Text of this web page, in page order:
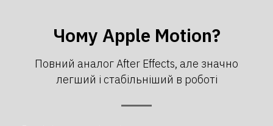
Чому Apple Motion?
Повний аналог After Effects, але значно
легший і стабільніший в роботі